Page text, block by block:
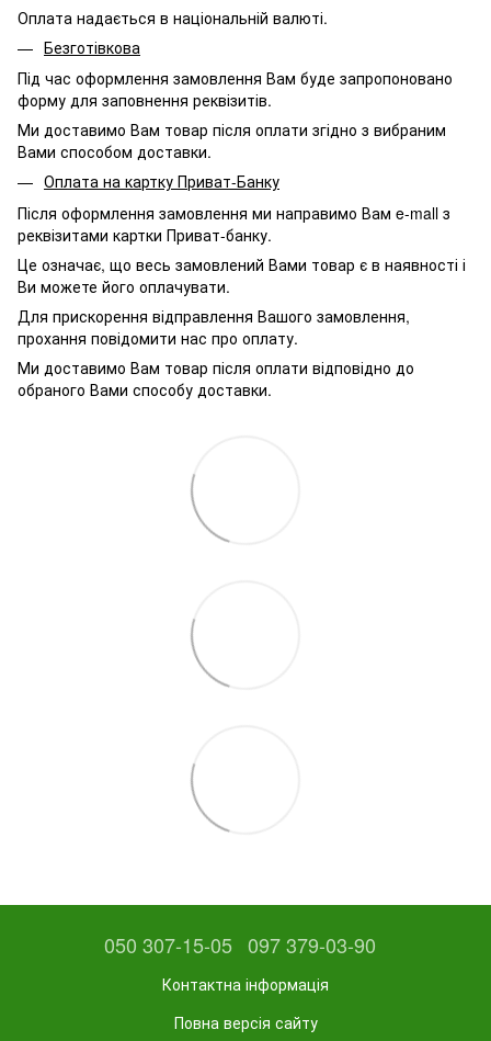
Оплата надається в національній валюті.
Безготівкова
Під час оформлення замовлення Вам буде запропоновано
форму для заповнення реквізитів.
Ми доставимо Вам товар після оплати згідно з вибраним
Вами способом доставки.
Оплата на картку Приват-Банку
Після оформлення замовлення ми направимо Вам e-mall з
реквізитами картки Приват-банку.
Це означає, що весь замовлений Вами товар є в наявності і
Ви можете його оплачувати.
Для прискорення відправлення Вашого замовлення,
прохання повідомити нас про оплату.
Ми доставимо Вам товар після оплати відповідно до
обраного Вами способу доставки.
050 307-15-05 097 379-03-90
Контактна інформація
Повна версія сайту